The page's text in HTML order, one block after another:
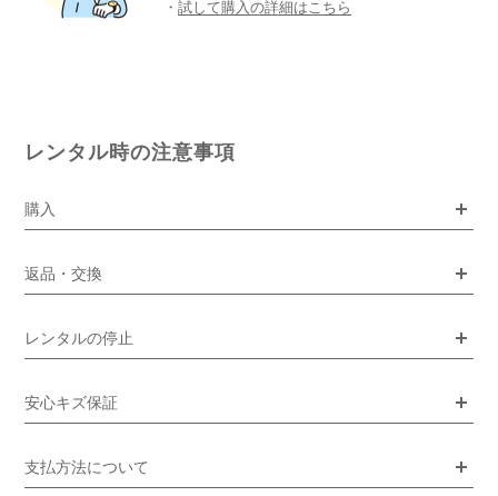
・試して購入の詳細はこちら
レンタル時の注意事項
購入
返品・交換
レンタルの停止
安心キズ保証
支払方法について